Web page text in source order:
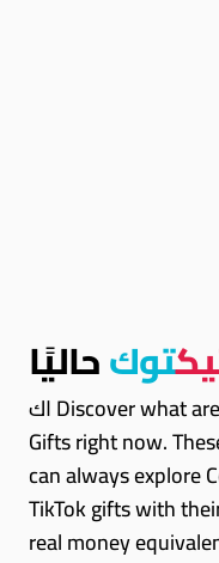
توكحاليًا
اك Discover what are the most expensive TikTok
Gifts right now.
can always explore
TikTok gifts with
real money